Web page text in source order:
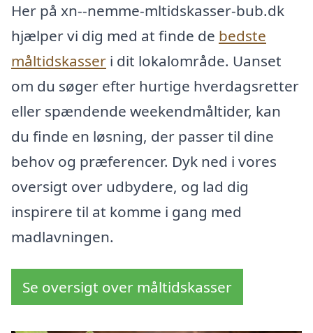
Her på xn--nemme-mltidskasser-bub.dk
hjælper vi dig med at finde de bedste
måltidskasser i dit lokalområde. Uanset
om du søger efter hurtige hverdagsretter
eller spændende weekendmåltider, kan
du finde en løsning, der passer til dine
behov og præferencer. Dyk ned i vores
oversigt over udbydere, og lad dig
inspirere til at komme i gang med
madlavningen.
Se oversigt over måltidskasser